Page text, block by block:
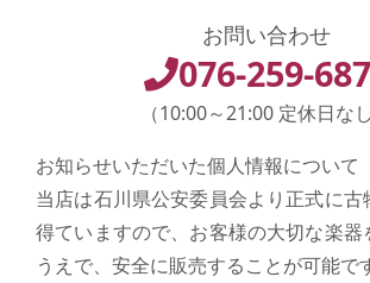
お問い合わせ
076-259-
（10:00～21:00 定休日なし
お知らせいただいた個人情報について
当店は石川県公安委員会より正式に古
得ていますので、お客様の大切な楽器
うえで、安全に販売することが可能で